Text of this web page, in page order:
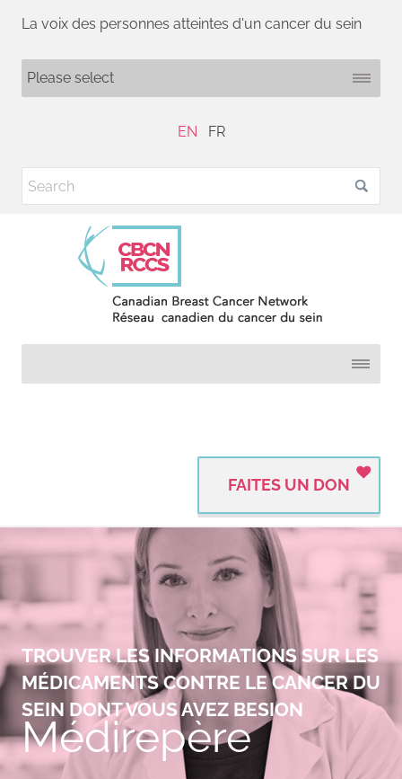
La voix des personnes atteintes d'un cancer du sein
EN FR
FAITES UN DON
TROUVER LES INFORMATIONS SUR LES
MÉDICAMENTS CONTRE LE CANCER DU
SEIN DONT VOUS AVEZ BESION
Médirepère